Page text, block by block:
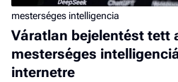
mesterséges intelligencia
Váratlan bejelentést tett
mesterséges
internetre